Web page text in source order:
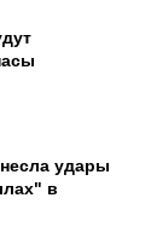
удары
в